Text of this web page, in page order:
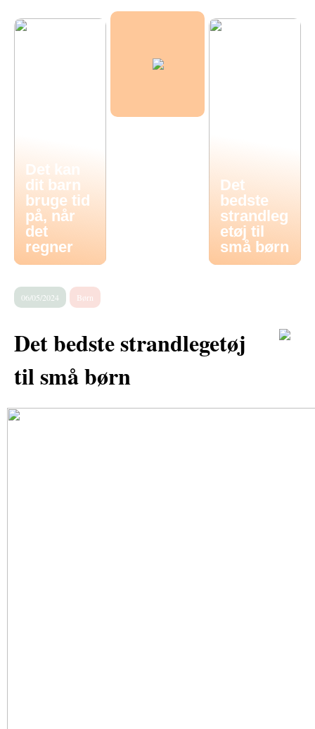
Det kan
dit barn
bruge tid
på, når
det
regner
Det
bedste
strandleg
etøj til
små børn
06/05/2024 Børn
Det bedste strandlegetøj
til små børn